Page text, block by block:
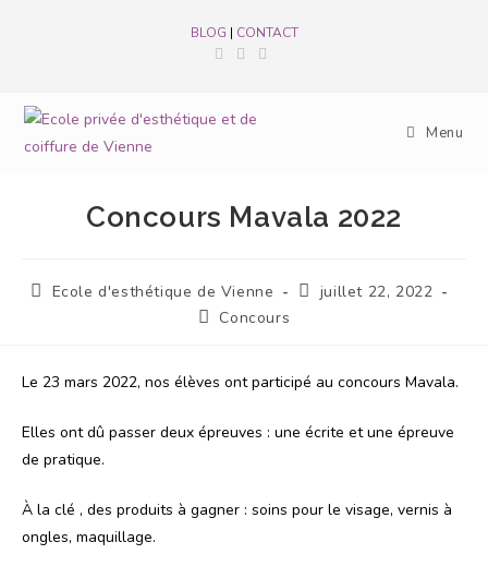
BLOG | CONTACT
Menu
Concours Mavala 2022
Ecole d'esthétique de Vienne
juillet 22, 2022
Concours
Le 23 mars 2022, nos élèves ont participé au concours Mavala.
Elles ont dû passer deux épreuves : une écrite et une épreuve
de pratique.
À la clé , des produits à gagner : soins pour le visage, vernis à
ongles, maquillage.